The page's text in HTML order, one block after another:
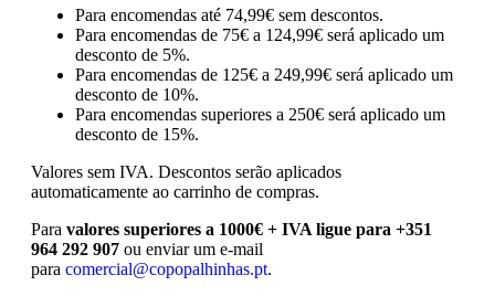
Para encomendas até 74,99€ sem descontos.
Para encomendas de 75€ a 124,99€ será aplicado um
desconto de 5%.
Para encomendas de 125€ a 249,99€ será aplicado um
desconto de 10%.
Para encomendas superiores a 250€ será aplicado um
desconto de 15%.
Valores sem IVA. Descontos serão aplicados
automaticamente ao carrinho de compras.
Para valores superiores a 1000€ + IVA ligue para +351
964 292 907 ou enviar um e-mail
para comercial@copopalhinhas.pt.